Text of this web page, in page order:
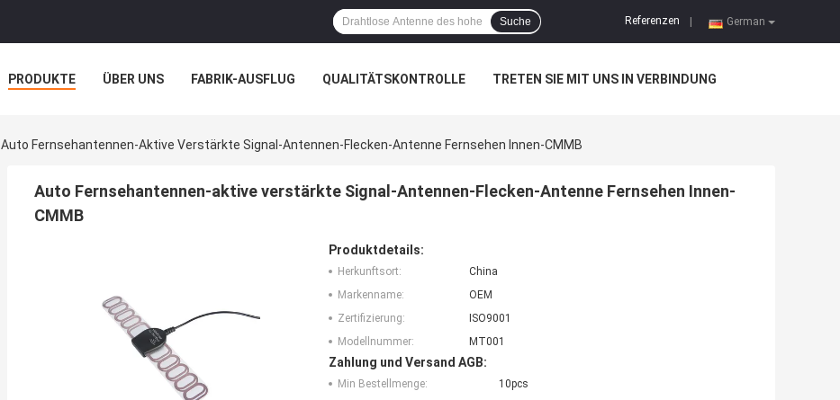
German
Referenzen
Suche
PRODUKTE ÜBER UNS FABRIK-AUSFLUG QUALITÄTSKONTROLLE TRETEN SIE MIT UNS IN VERBINDUNG
Auto Fernsehantennen-Aktive Verstärkte Signal-Antennen-Flecken-Antenne Fernsehen Innen-CMMB
Auto Fernsehantennen-aktive verstärkte Signal-Antennen-Flecken-Antenne Fernsehen Innen-
CMMB
Produktdetails:
Herkunftsort:
China
Markenname:
OEM
Zertifizierung:
ISO9001
Modellnummer:
MT001
Zahlung und Versand AGB:
Min Bestellmenge:
10pcs